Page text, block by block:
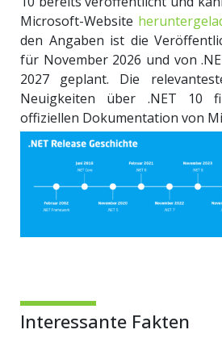
Microsoft-Website
den Angaben ist die
für November 2026 und von
2027 geplant. Die
Neuigkeiten über .NET 10
offiziellen Dokumentation von
Interessante Fakten